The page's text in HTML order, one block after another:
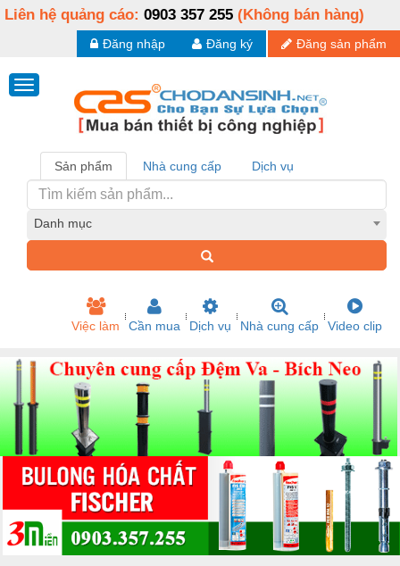
Liên hệ quảng cáo: 0903 357 255 (Không bán hàng)
Đăng sản phẩm
Đăng ký
Đăng nhập
Sản phẩm Nhà cung cấp Dịch vụ
Danh mục
Việc làm Cần mua Dịch vụ Nhà cung cấp Video clip